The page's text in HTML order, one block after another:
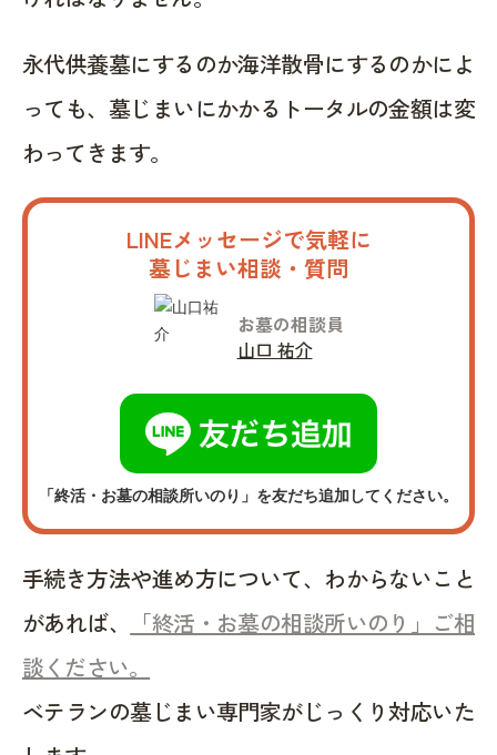
永代供養墓にするのか海洋散骨にするのかによ
っても、墓じまいにかかるトータルの金額は変
わってきます。
LINEメッセージで気軽に
墓じまい相談・質問
お墓の相談員
山口 祐介
「終活・お墓の相談所いのり」を友だち追加してください。
手続き方法や進め方について、わからないこと
があれば、
「終活・お墓の相談所いのり」ご相
談ください。
ベテランの墓じまい専門家がじっくり対応いた